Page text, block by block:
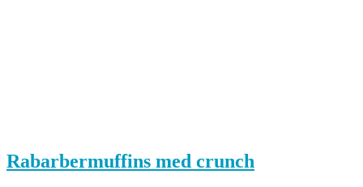
Rabarbermuffins med crunch